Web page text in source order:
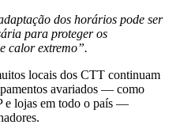
dos horários pode ser
para proteger os
calor extremo”.
locais dos CTT continuam
avariados — como
e lojas em todo o país —